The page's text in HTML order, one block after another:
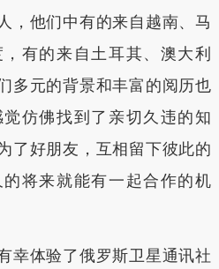
，他们中有的来自越南、马
有的来自土耳其、澳大利
多元的背景和丰富的阅历也
仿佛找到了亲切久违的知
了好朋友，互相留下彼此的
将来就能有一起合作的机
体验了俄罗斯卫星通讯社